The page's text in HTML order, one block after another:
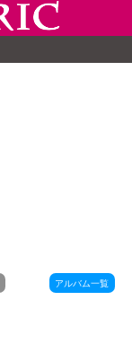
アルバム一覧